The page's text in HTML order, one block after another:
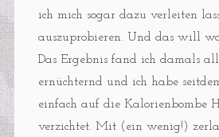
ich mich sogar dazu verleiten
auszuprobieren. Und das will
Das Ergebnis fand ich damals
ernüchternd und ich habe
einfach auf die Kalorienbombe
verzichtet. Mit (ein wenig!)